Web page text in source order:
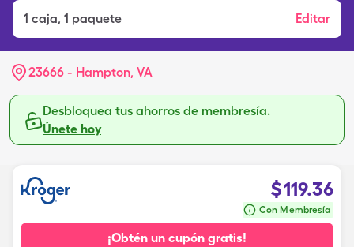
1 caja, 1 paquete Editar
23666 - Hampton, VA
Desbloquea tus ahorros de membresía.
Únete hoy
$119.36
Con Membresía
¡Obtén un cupón gratis!